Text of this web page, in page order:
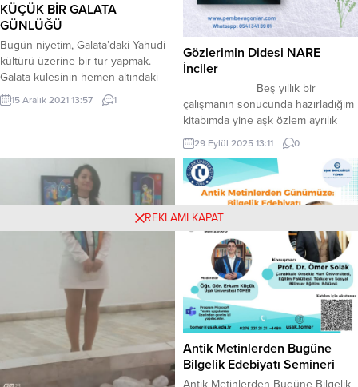
KÜÇÜK BİR GALATA
GÜNLÜĞÜ
Bugün niyetim, Galata’daki Yahudi
kültürü üzerine bir tur yapmak.
Galata kulesinin hemen altındaki
Ceneviz kahvesine oturup, bir
kahve söylüyorum önce. Sabahın
söylenenin aksine, aslında
insanların bu şehri nasıl da
yorduğunu düşünüyorum. Şehrin
kokusunu içime çekerek kahvemi
yudumluyorum. Dünyanın en kadim
15 Aralık 2021 13:57 1
Gözlerimin Didesi NARE
İnciler
Beş yıllık bir
çalışmanın sonucunda hazırladığım
kitabımda yine aşk özlem ayrılık
olguları üzerine birçok şiirler var.
Ayrıca yaşanmış gerçek hayat
hikayelerinden esinlenerek
yazdığım birçok şiir bulunmaktadır.
Kendi yaşadığım gerçeklerle
karıştırıp empati yoluyla yazdığım
kadınlara hitap eden şiirlerimde
bulanmaktadır. Memleketimin
güzelliğine yazdığım özel bir şiirde
kitapta yer aldı. Bu kitabımın...
29 Eylül 2025 13:11 0
Antik Metinlerden Bugüne
Bilgelik Edebiyatı Semineri
REKLAMI KAPAT